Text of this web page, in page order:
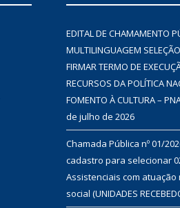
EDITAL DE CHAMAMENTO
MULTILINGUAGEM
FIRMAR TERMO DE
RECURSOS DA POLÍTICA
FOMENTO À CULTURA –
de julho de 2026
Chamada Pública nº 01/
cadastro para selecionar
Assistenciais com
social (UNIDADES